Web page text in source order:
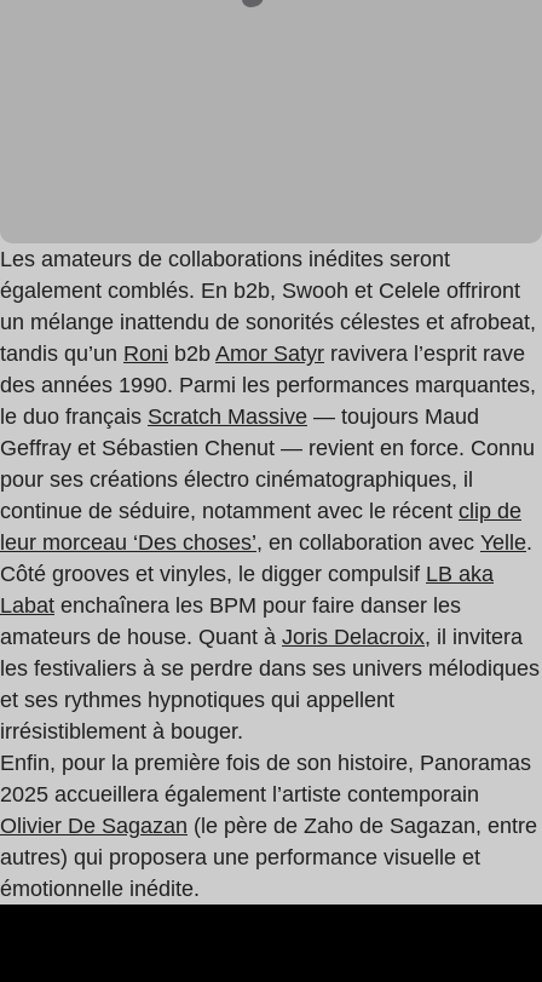
Les amateurs de collaborations inédites seront
également comblés. En b2b, Swooh et Celele offriront
un mélange inattendu de sonorités célestes et afrobeat,
tandis qu’un Roni b2b Amor Satyr ravivera l’esprit rave
des années 1990. Parmi les performances marquantes,
le duo français Scratch Massive — toujours Maud
Geffray et Sébastien Chenut — revient en force. Connu
pour ses créations électro cinématographiques, il
continue de séduire, notamment avec le récent clip de
leur morceau ‘Des choses’, en collaboration avec Yelle.
Côté grooves et vinyles, le digger compulsif LB aka
Labat enchaînera les BPM pour faire danser les
amateurs de house. Quant à Joris Delacroix, il invitera
les festivaliers à se perdre dans ses univers mélodiques
et ses rythmes hypnotiques qui appellent
irrésistiblement à bouger.
Enfin, pour la première fois de son histoire, Panoramas
2025 accueillera également l’artiste contemporain
Olivier De Sagazan (le père de Zaho de Sagazan, entre
autres) qui proposera une performance visuelle et
émotionnelle inédite.